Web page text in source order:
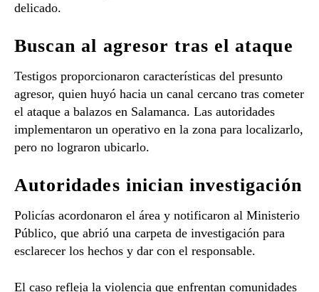
delicado.
Buscan al agresor tras el ataque
Testigos proporcionaron características del presunto
agresor, quien huyó hacia un canal cercano tras cometer
el ataque a balazos en Salamanca. Las autoridades
implementaron un operativo en la zona para localizarlo,
pero no lograron ubicarlo.
Autoridades inician investigación
Policías acordonaron el área y notificaron al Ministerio
Público, que abrió una carpeta de investigación para
esclarecer los hechos y dar con el responsable.
El caso refleja la violencia que enfrentan comunidades